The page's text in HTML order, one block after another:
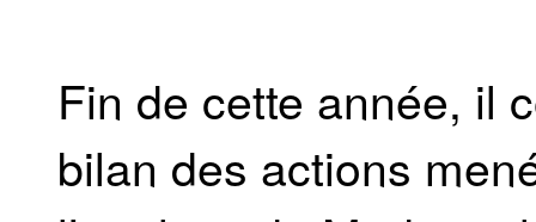
Fin de cette année, il
bilan des actions